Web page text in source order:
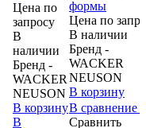
Цена по
запросу
В
наличии
Бренд -
WACKER
NEUSON
В корзину
В
Цена по
В наличии
Бренд -
WACKER
NEUSON
В корзину
В сравнение
Сравнить